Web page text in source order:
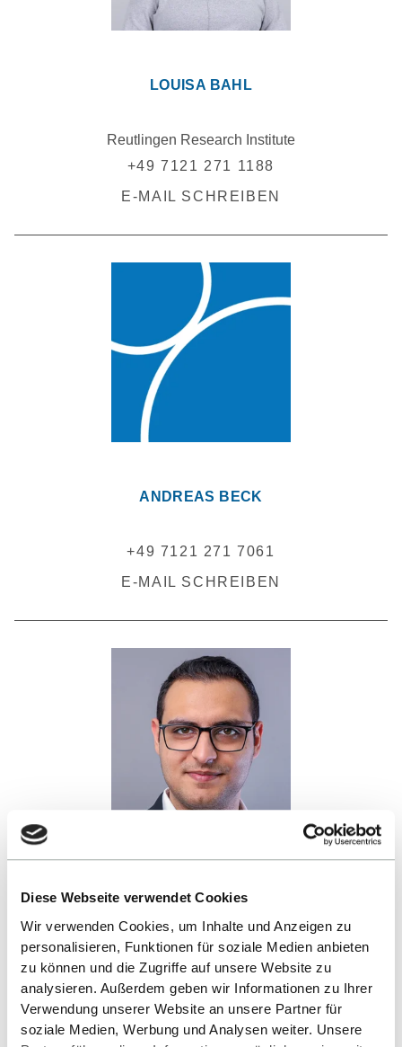
Diese Webseite verwendet Cookies
Wir verwenden Cookies, um Inhalte und Anzeigen zu
personalisieren, Funktionen für soziale Medien anbieten
zu können und die Zugriffe auf unsere Website zu
analysieren. Außerdem geben wir Informationen zu Ihrer
Verwendung unserer Website an unsere Partner für
soziale Medien, Werbung und Analysen weiter. Unsere
LOUISA BAHL
Reutlingen Research Institute
+49 7121 271 1188
E-MAIL SCHREIBEN
ANDREAS BECK
+49 7121 271 7061
E-MAIL SCHREIBEN
Labormitarbeiter
+49 7121 271 7123
E-MAIL SCHREIBEN